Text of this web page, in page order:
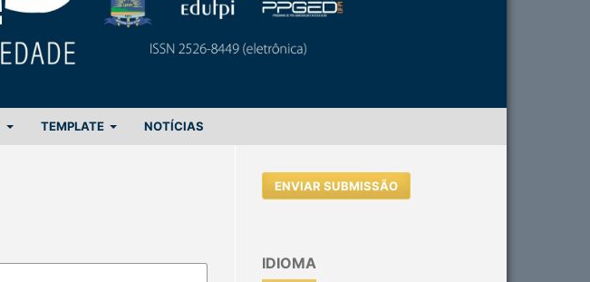
TEMPLATE NOTÍCIAS
ENVIAR SUBMISSÃO
IDIOMA